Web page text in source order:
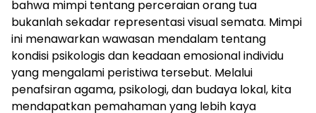
bahwa mimpi tentang perceraian orang tua
bukanlah sekadar representasi visual semata. Mimpi
ini menawarkan wawasan mendalam tentang
kondisi psikologis dan keadaan emosional individu
yang mengalami peristiwa tersebut. Melalui
penafsiran agama, psikologi, dan budaya lokal, kita
mendapatkan pemahaman yang lebih kaya